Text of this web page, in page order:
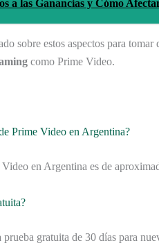
a las Ganancias y Cómo
sobre estos aspectos para tomar
como Prime Video.
Prime Video en Argentina?
en Argentina es de
gratuita de 30 días para